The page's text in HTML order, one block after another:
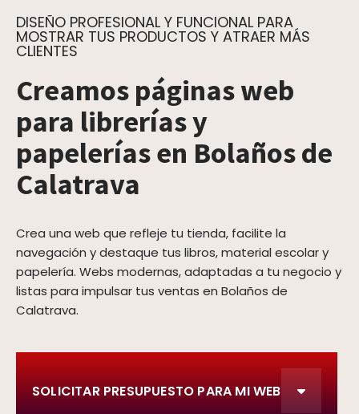
DISEÑO PROFESIONAL Y FUNCIONAL PARA
MOSTRAR TUS PRODUCTOS Y ATRAER MÁS
CLIENTES
Creamos páginas web
para librerías y
papelerías en Bolaños de
Calatrava
Crea una web que refleje tu tienda, facilite la
navegación y destaque tus libros, material escolar y
papelería. Webs modernas, adaptadas a tu negocio y
listas para impulsar tus ventas en Bolaños de
Calatrava.
SOLICITAR PRESUPUESTO PARA MI WEB